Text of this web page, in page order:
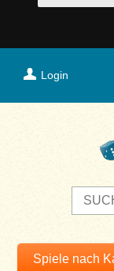
Login